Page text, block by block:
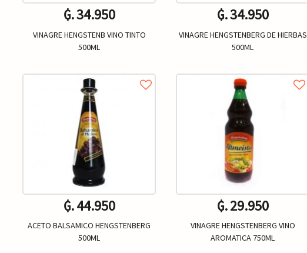
₲. 34.950
VINAGRE HENGSTENB VINO TINTO
500ML
₲. 44.950
ACETO BALSAMICO HENGSTENBERG
500ML
₲. 34.950
VINAGRE HENGSTENBERG DE HIERBAS
500ML
₲. 29.950
VINAGRE HENGSTENBERG VINO
AROMATICA 750ML